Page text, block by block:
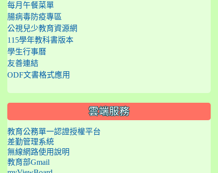
每月午餐菜單
腸病毒防疫專區
公視兒少教育資源網
115學年教科書版本
學生行事曆
友善連結
ODF文書格式應用
雲端服務
教育公務單一認證授權平台
差勤管理系統
無線網路使用說明
教育部Gmail